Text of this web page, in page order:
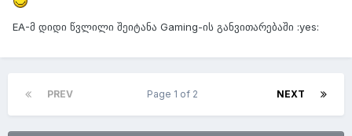
EA-მ დიდი წვლილი შეიტანა Gaming-ის განვითარებაში :yes:
PREV NEXT
Page 1 of 2